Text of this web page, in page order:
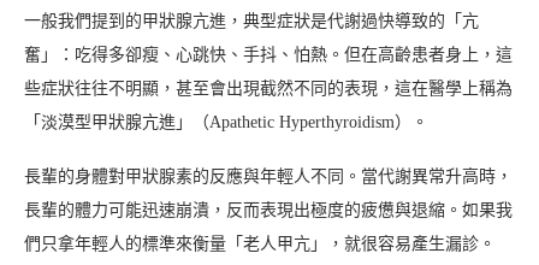
一般我們提到的甲狀腺亢進，典型症狀是代謝過快導致的「亢
奮」：吃得多卻瘦、心跳快、手抖、怕熱。但在高齡患者身上，這
些症狀往往不明顯，甚至會出現截然不同的表現，這在醫學上稱為
「淡漠型甲狀腺亢進」（Apathetic Hyperthyroidism）。
長輩的身體對甲狀腺素的反應與年輕人不同。當代謝異常升高時，
長輩的體力可能迅速崩潰，反而表現出極度的疲憊與退縮。如果我
們只拿年輕人的標準來衡量「老人甲亢」，就很容易產生漏診。